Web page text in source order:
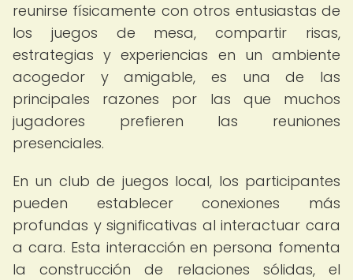
reunirse físicamente con otros entusiastas de
los juegos de mesa, compartir risas,
estrategias y experiencias en un ambiente
acogedor y amigable, es una de las
principales razones por las que muchos
jugadores prefieren las reuniones
presenciales.
En un club de juegos local, los participantes
pueden establecer conexiones más
profundas y significativas al interactuar cara
a cara. Esta interacción en persona fomenta
la construcción de relaciones sólidas, el